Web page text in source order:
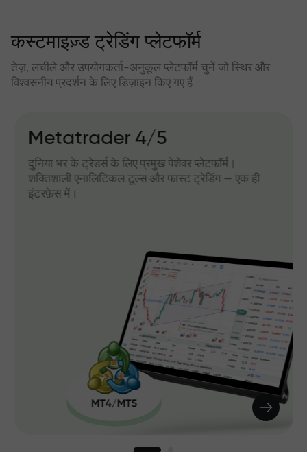
कस्टमाइज़्ड ट्रेडिंग प्लेटफॉर्म
तेज़, लचीले और उपयोगकर्ता-अनुकूल प्लेटफॉर्म चुनें जो स्थिर और
विश्वसनीय प्रदर्शन के लिए डिज़ाइन किए गए हैं
Metatrader 4/5
दुनिया भर के ट्रेडर्स के लिए प्रमुख पेशेवर प्लेटफॉर्म।
शक्तिशाली एनालिटिकल टूल्स और फास्ट ट्रेडिंग — एक ही
इंटरफ़ेस में।